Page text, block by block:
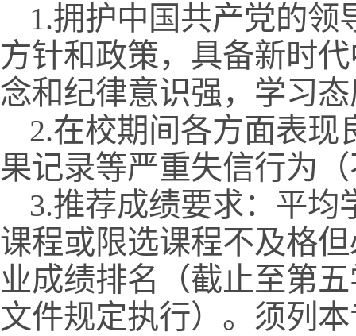
1.拥护中国共产党的
方针和政策，具备新时
念和纪律意识强，学习
2.在校期间各方面表现
果记录等严重失信行为
3.推荐成绩要求：平均
课程或限选课程不及格
业成绩排名（截止至第
文件规定执行）。须列